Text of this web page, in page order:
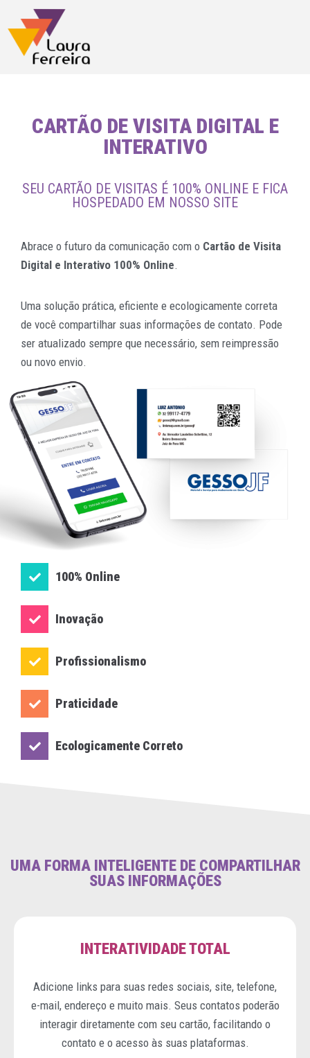
CARTÃO DE VISITA DIGITAL E
INTERATIVO
SEU CARTÃO DE VISITAS É 100% ONLINE E FICA
HOSPEDADO EM NOSSO SITE
Abrace o futuro da comunicação com o Cartão de Visita
Digital e Interativo 100% Online.
Uma solução prática, eficiente e ecologicamente correta
de você compartilhar suas informações de contato. Pode
ser atualizado sempre que necessário, sem reimpressão
ou novo envio.
100% Online
Inovação
Profissionalismo
Praticidade
Ecologicamente Correto
UMA FORMA INTELIGENTE DE COMPARTILHAR
SUAS INFORMAÇÕES
INTERATIVIDADE TOTAL
Adicione links para suas redes sociais, site, telefone,
e-mail, endereço e muito mais. Seus contatos poderão
interagir diretamente com seu cartão, facilitando o
contato e o acesso às suas plataformas.